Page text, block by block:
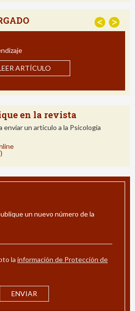
< >
Estrategias para Mejorar la
Impacto de un Programa de
LEER ARTÍCULO
en la revista
un articulo a la Psicología
un nuevo número de la
la información de Protección de